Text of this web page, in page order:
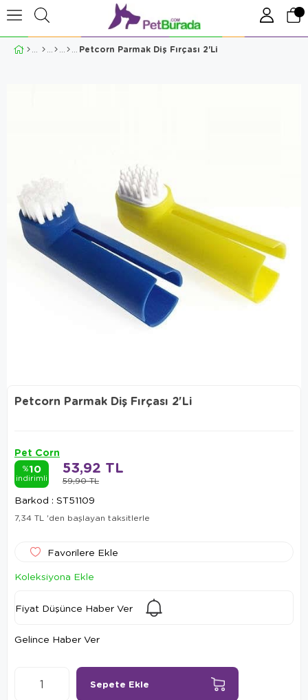
Petcorn Parmak Diş Fırçası 2'Li
Petcorn Parmak Diş Fırçası 2'Li
Pet Corn
%10
indirimli 59,90 TL
53,92 TL
Barkod : ST51109
7,34 TL 'den başlayan taksitlerle
Favorilere Ekle
Koleksiyona Ekle
Fiyat Düşünce Haber Ver
Gelince Haber Ver